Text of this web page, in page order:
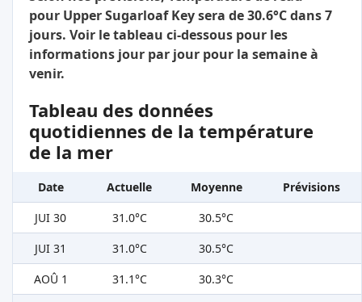
pour Upper Sugarloaf Key sera de 30.6°C dans 7
jours. Voir le tableau ci-dessous pour les
informations jour par jour pour la semaine à
venir.
Tableau des données
quotidiennes de la température
de la mer
Date Actuelle Moyenne
Prévisions
JUI 30
31.0°C
30.5°C
JUI 31
31.0°C
30.5°C
AOÛ 1
31.1°C 30.3°C